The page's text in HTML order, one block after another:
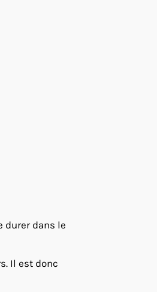
durer dans le
Il est donc